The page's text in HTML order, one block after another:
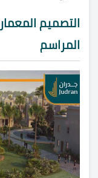
التصميم
المراسم